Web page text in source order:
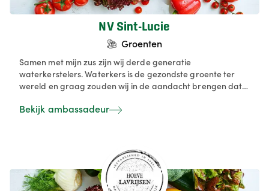
NV Sint-Lucie
Groenten
Samen met mijn zus zijn wij derde generatie
waterkerstelers. Waterkers is de gezondste groente ter
wereld en graag zouden wij in de aandacht brengen dat
product dan alleen maar soep maken. Je kan er heerlijke
waterkerssalade. De mogelijkheden zijn eindeloos.
Probeer ze zeker eens uit!
Bekijk ambassadeur